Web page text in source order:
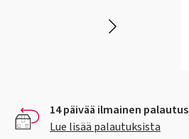
14 päivää ilmainen palautus
Lue lisää palautuksista